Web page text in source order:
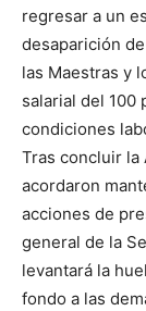
regresar a un
desaparición
las Maestras y
salarial del 100
condiciones
Tras concluir la
acordaron
acciones de
general de la
levantará la
fondo a las